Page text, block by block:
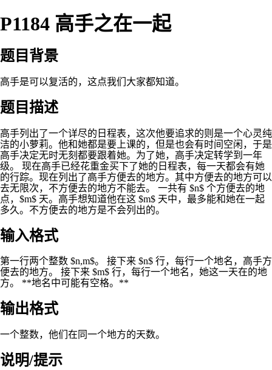
P1184 高手之在一起
题目背景
高手是可以复活的，这点我们大家都知道。
题目描述
高手列出了一个详尽的日程表，这次他要追求的则是一个心灵纯
洁的小萝莉。他和她都是要上课的，但是也会有时间空闲，于是
高手决定无时无刻都要跟着她。为了她，高手决定转学到一年
级。 现在高手已经花重金买下了她的日程表，每一天都会有她
的行踪。现在列出了高手方便去的地方。其中方便去的地方可以
去无限次，不方便去的地方不能去。 一共有 $n$ 个方便去的地
点，$m$ 天。高手想知道他在这 $m$ 天中，最多能和她在一起
多久。不方便去的地方是不会列出的。
输入格式
第一行两个整数 $n,m$。 接下来 $n$ 行，每行一个地名，高手方
便去的地方。 接下来 $m$ 行，每行一个地名，她这一天在的地
方。 **地名中可能有空格。**
输出格式
一个整数，他们在同一个地方的天数。
说明/提示